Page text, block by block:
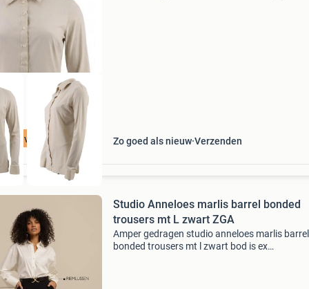
75% voordeel Zo goed als nieuw Verzenden
Studio Anneloes marlis barrel bonded
trousers mt L zwart ZGA
Amper gedragen studio anneloes marlis barrel
bonded trousers mt l zwart bod is ex